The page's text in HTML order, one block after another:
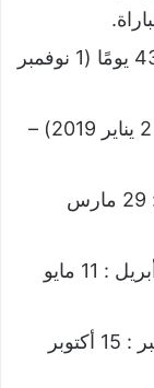
اصابة في الرباط الداخلي للركبة – 43 يومًا (1 نوفمبر
اجهاد عضلي – 6 أيام (27 ديسمبر : 2 يناير 2019) –
اصابة في الفخذ 27 يومًا (2 مارس : 29 مارس
اصابة في اوتار الركبة 20 يومًا (21 أبريل : 11 مايو
اصابة في الكاحل 16 يومًا (29 سبتمبر : 15 أكتوبر